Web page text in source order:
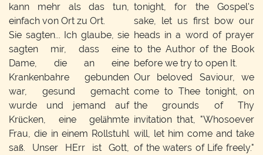
kann mehr als das tun,
einfach von Ort zu Ort.
Sie sagten... Ich glaube, sie
sagten mir, dass eine
Dame, die an eine
Krankenbahre gebunden
war, gesund gemacht
wurde und jemand auf
Krücken, eine gelähmte
Frau, die in einem Rollstuhl
saß. Unser HErr ist Gott,
tonight, for the Gospel's
sake, let us first bow our
heads in a word of prayer
to the Author of the Book
before we try to open It.
Our beloved Saviour, we
come to Thee tonight, on
the grounds of Thy
invitation that, "Whosoever
will, let him come and take
of the waters of Life freely."